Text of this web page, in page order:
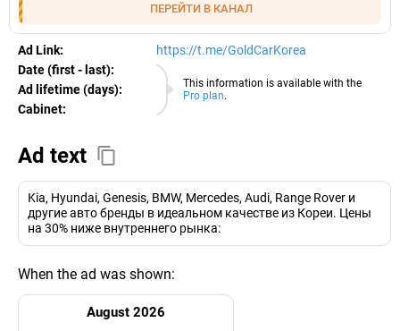
ПЕРЕЙТИ В КАНАЛ
Ad Link: https://t.me/GoldCarKorea
This information is available with the
Pro plan.
Date (first - last):
08.08.2026
Ad lifetime (days):
Cabinet:
EURO
Ad text
Kia, Hyundai, Genesis, BMW, Mercedes, Audi, Range Rover и
другие авто бренды в идеальном качестве из Кореи. Цены
на 30% ниже внутреннего рынка:
When the ad was shown:
August 2026